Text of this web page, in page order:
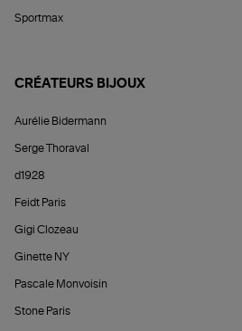
Sportmax
CRÉATEURS BIJOUX
Aurélie Bidermann
Serge Thoraval
d1928
Feidt Paris
Gigi Clozeau
Ginette NY
Pascale Monvoisin
Stone Paris